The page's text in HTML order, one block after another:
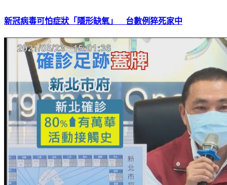
新冠病毒可怕症狀「隱形缺氧」 台數例猝死家中